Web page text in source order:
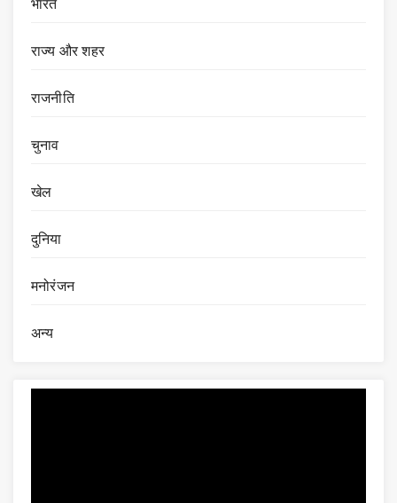
राज्य और शहर
राजनीति
चुनाव
खेल
दुनिया
मनोरंजन
अन्य